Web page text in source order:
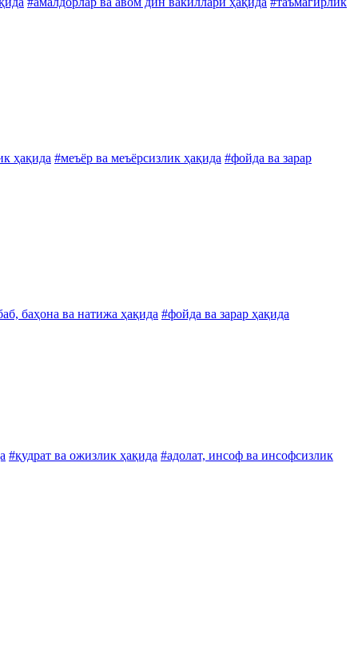
ҳақида #меъёр ва меъёрсизлик ҳақида #фойда ва зарар
баҳона ва натижа ҳақида #фойда ва зарар ҳақида
#қудрат ва ожизлик ҳақида #адолат, инсоф ва инсофсизлик